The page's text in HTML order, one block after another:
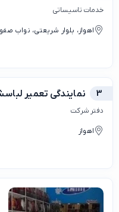
خدمات تاسیساتی
اهواز، بلوار شریعتی، نواب
3 نمایندگی تعمیر
دفتر شرکت
اهواز